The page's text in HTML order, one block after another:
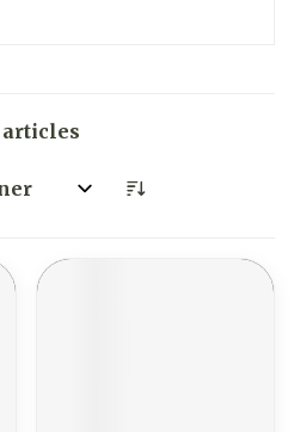
articles